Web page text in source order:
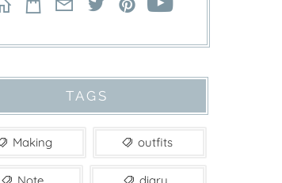
TAGS
Making outfits
Note diary